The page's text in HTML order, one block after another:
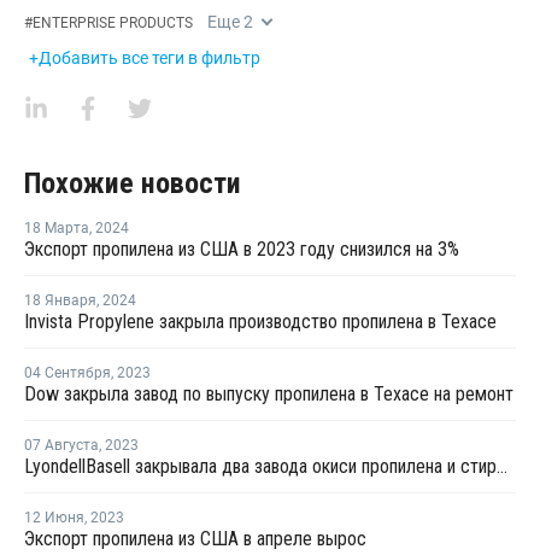
#ENTERPRISE PRODUCTS Еще2
+Добавить все теги в фильтр
Похожие новости
18 Марта, 2024
Экспорт пропилена из США в 2023 году снизился на 3%
18 Января, 2024
Invista Propylene закрыла производство пропилена в Техасе
04 Сентября, 2023
Dow закрыла завод по выпуску пропилена в Техасе на ремонт
07 Августа, 2023
LyondellBasell закрывала два завода окиси пропилена и стирола в США и Европе на ремонт в июле-августе
12 Июня, 2023
Экспорт пропилена из США в апреле вырос